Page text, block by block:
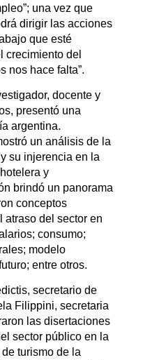
una vez que
dirigir las acciones
que esté
crecimiento del
nos hace falta”.
docente y
presentó una
argentina.
un análisis de la
su injerencia en la
y
brindó un panorama
conceptos
atraso del sector en
consumo;
modelo
entre otros.
secretario de
Filippini, secretaria
las disertaciones
sector público en la
turismo de la